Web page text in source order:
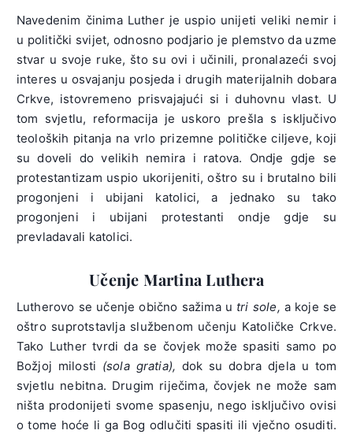
Navedenim činima Luther je uspio unijeti veliki nemir i
u politički svijet, odnosno podjario je plemstvo da uzme
stvar u svoje ruke, što su ovi i učinili, pronalazeći svoj
interes u osvajanju posjeda i drugih materijalnih dobara
Crkve, istovremeno prisvajajući si i duhovnu vlast. U
tom svjetlu, reformacija je uskoro prešla s isključivo
teoloških pitanja na vrlo prizemne političke ciljeve, koji
su doveli do velikih nemira i ratova. Ondje gdje se
protestantizam uspio ukorijeniti, oštro su i brutalno bili
progonjeni i ubijani katolici, a jednako su tako
progonjeni i ubijani protestanti ondje gdje su
prevladavali katolici.
Učenje Martina Luthera
Lutherovo se učenje obično sažima u tri sole, a koje se
oštro suprotstavlja službenom učenju Katoličke Crkve.
Tako Luther tvrdi da se čovjek može spasiti samo po
Božjoj milosti (sola gratia), dok su dobra djela u tom
svjetlu nebitna. Drugim riječima, čovjek ne može sam
ništa prodonijeti svome spasenju, nego isključivo ovisi
o tome hoće li ga Bog odlučiti spasiti ili vječno osuditi.